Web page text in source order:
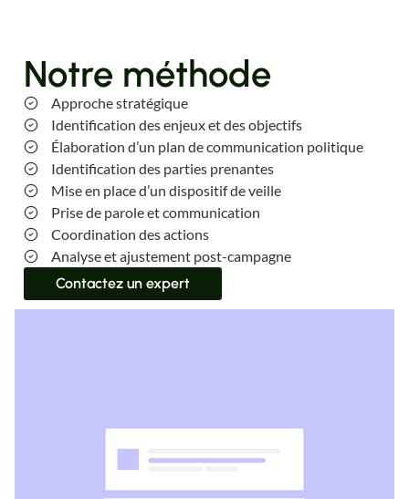
Notre méthode
Approche stratégique
Identification des enjeux et des objectifs
Élaboration d’un plan de communication politique
Identification des parties prenantes
Mise en place d’un dispositif de veille
Prise de parole et communication
Coordination des actions
Analyse et ajustement post-campagne
Contactez un expert